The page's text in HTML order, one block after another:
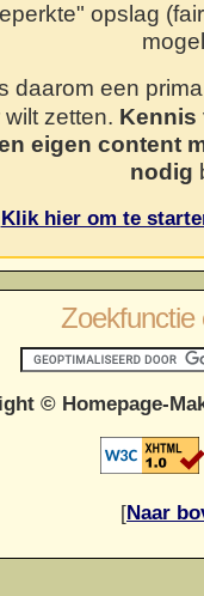
opslag
daarom een
zetten. Kennis
eigen content
nodig
Klik hier om te
Zoekfunctie
© Homepage-
[Naar